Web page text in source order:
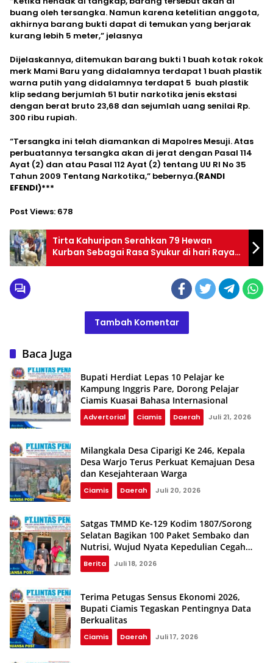
buang oleh tersangka. Namun karena ketelitian anggota,
akhirnya barang bukti dapat di temukan yang berjarak
kurang lebih 5 meter,” jelasnya
Dijelaskannya, ditemukan barang bukti 1 buah kotak rokok
merk Mami Baru yang didalamnya terdapat 1 buah plastik
warna putih yang didalamnya terdapat 5 buah plastik
klip sedang berjumlah 51 butir narkotika jenis ekstasi
dengan berat bruto 23,68 dan sejumlah uang senilai Rp.
300 ribu rupiah.
“Tersangka ini telah diamankan di Mapolres Mesuji. Atas
perbuatannya tersangka akan di jerat dengan Pasal 114
Ayat (2) dan atau Pasal 112 Ayat (2) tentang UU RI No 35
Tahun 2009 Tentang Narkotika,” bebernya.(RANDI
EFENDI)***
Post Views: 678
Tirta Kahuripan Serahkan 79 Hewan
Kurban Sebagai Rasa Syukur di hari Raya
Kurban Tahun ini
Tambah Komentar
Baca Juga
Bupati Herdiat Lepas 10 Pelajar ke
Kampung Inggris Pare, Dorong Pelajar
Ciamis Kuasai Bahasa Internasional
Advertorial Ciamis Daerah Juli 21, 2026
Milangkala Desa Ciparigi Ke 246, Kepala
Desa Warjo Terus Perkuat Kemajuan Desa
dan Kesejahteraan Warga
Ciamis Daerah Juli 20, 2026
Satgas TMMD Ke-129 Kodim 1807/Sorong
Selatan Bagikan 100 Paket Sembako dan
Nutrisi, Wujud Nyata Kepedulian Cegah
Stunting
Berita Juli 18, 2026
Terima Petugas Sensus Ekonomi 2026,
Bupati Ciamis Tegaskan Pentingnya Data
Berkualitas
Ciamis Daerah Juli 17, 2026